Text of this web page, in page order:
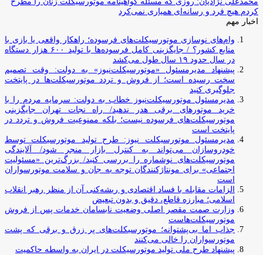
کردم هیچ فرد و رسانه‌ای همیاری نمی‌کرد
اخبار مهم
وام‌های نوسازی موتورسیکلت‌های فرسوده؛ راهکار واقعی یا بازی با
منابع کشور؟ / جایگزینی کامل فرسوده‌ها با تولید ۶۰۰ هزار دستگاه
در سال حدود ۱۹ سال طول می‌کشد
پیشنهاد مدیرمسئول «موتورسیکلت‌نیوز» به دولت: وقت تصمیم
سخت رسیده است؛ از فروش و تردد موتورسیکلت‌ها در پایتخت
جلوگیری کنید
مدیرمسئول موتورسیکلت‌نیوز خطاب به دولت: سرمایه مردم را با
خرید موتورهای برقی هدر ندهید/ راه نجات تهران جایگزینی
موتورسیکلت‌های فرسوده نیست؛ بلکه ممنوعیت فروش و تردد در
پایتخت است
مدیرمسئول موتورسیکلت نیوز: طرح تولید موتورسیکلت توسط
خودروسازان می‌تواند به کنترل بازار منجر شود/ آلایندگی
موتورسیکلت‌های نوشماره را بررسی کنید/ بزرگ‌ترین «مسئولیت
اجتماعی» برای مونتاژکنندگان توجه به جان و سلامت موتورسواران
است
الزامات مقابله با فساد اقتصادی و ریشه‌کنی آن از منظر رهبر انقلاب
اسلامی؛ مبارزه قاطع، دقیق و بدون تبعیض
وزارت صمت مقصر اصلی وضعیت نابسامان خدمات پس از فروش
موتورسیکلت‌هاست
جذاب اما بی‌پشتوانه؛ موتورسیکلت‌های پر زرق‌ و برقی که پشت
موتورسواران را خالی می‌کنند
پیشنهاد طرح ملی تولید موتورسیکلت در ایران به واسطه حاکمیت